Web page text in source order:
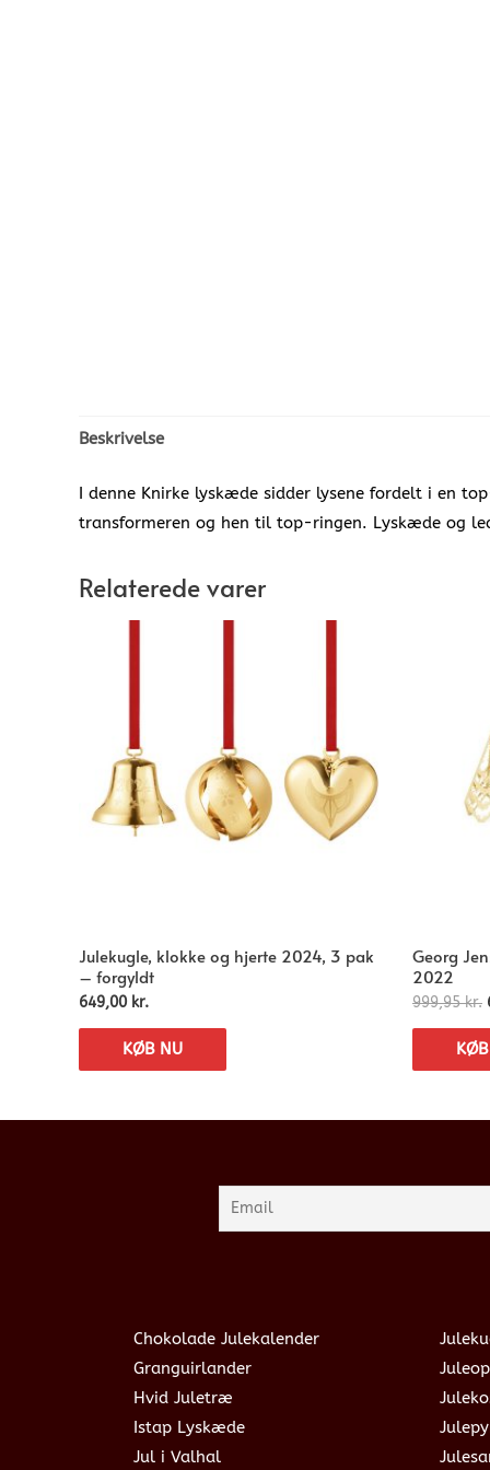
Beskrivelse
I denne Knirke lyskæde sidder lysene fordelt i en
transformeren og hen til top-ringen. Lyskæde og
Relaterede varer
Julekugle, klokke og hjerte 2024, 3 pak
– forgyldt
649,00 kr.
KØB NU
Georg
2022
999,95kr.
Chokolade Julekalender
Granguirlander
Hvid Juletræ
Istap Lyskæde
Jul i Valhal